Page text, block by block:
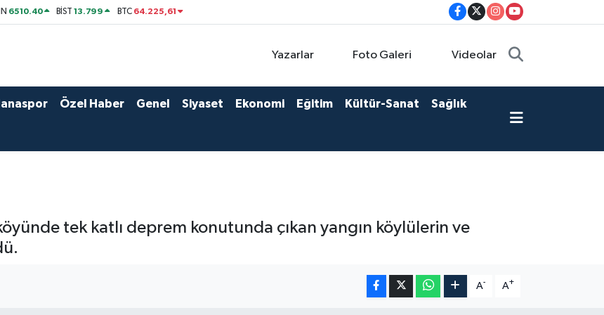
6510.40 BİST13.799 BTC 64.225,61
Yazarlar Foto Galeri Videolar
Özel Haber Genel Siyaset Ekonomi Eğitim Kültür-Sanat Sağlık
tek katlı deprem konutunda çıkan yangın köylülerin ve
A- A+